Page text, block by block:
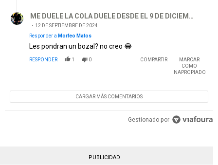
ME DUELE LA COLA DUELE DESDE EL 9 DE DICIEMBRE
12 DE SEPTIEMBRE DE 2024
Responder a Morfeo Matos
Les pondran un bozal? no creo 😂
RESPONDER 1 0 COMPARTIR
MARCAR
COMO
INAPROPIADO
CARGAR MÁS COMENTARIOS
Gestionado por
PUBLICIDAD